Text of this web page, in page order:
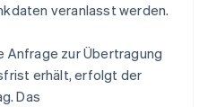
veranlasst werden.
Anfrage zur Übertragung
erhält, erfolgt der
Das